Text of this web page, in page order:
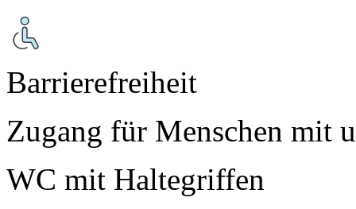
Barrierefreiheit
Zugang für Menschen mit
WC mit Haltegriffen